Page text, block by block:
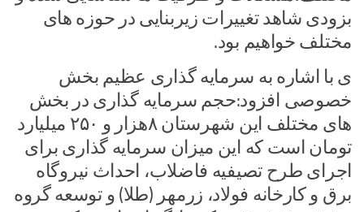
بزودی شاهد تغییرات زیربنایی در حوزه های
مختلف خواهیم بود.
ی با اشاره به سرمایه گذاری عظیم بخش
خصوصی افزود:حجم سرمایه گذاری در بخش
های مختلف این شهرستان ۸هزار و ۲۵۰ میلیارد
تومان است که این میزان سرمایه گذاری برای
اجرای طرح تصیفیه فاضلاب، احداث نیروگاه
برق و کارخانه فولاد، زرمهر (طلا) و توسعه گروه